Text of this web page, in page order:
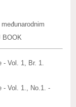
BOOK
Vol. 1, Br. 1.
- Vol. 1., No.1. -